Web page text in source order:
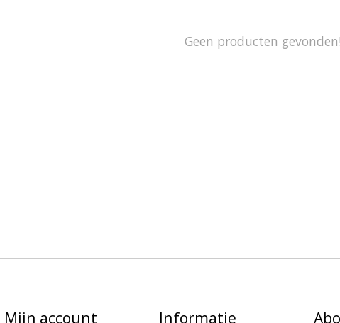
Geen producten gevonden!
Mijn account Informatie